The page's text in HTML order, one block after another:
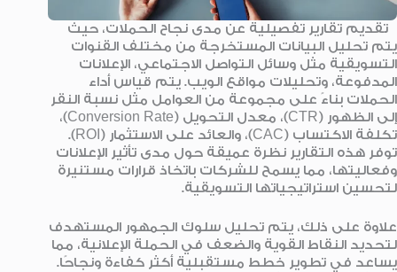
تقديم تقارير تفصيلية عن مدى نجاح الحملات، حيث
يتم تحليل البيانات المستخرجة من مختلف القنوات
التسويقية مثل وسائل التواصل الاجتماعي، الإعلانات
المدفوعة، وتحليلات مواقع الويب. يتم قياس أداء
الحملات بناءً على مجموعة من العوامل مثل نسبة النقر
إلى الظهور (CTR)، معدل التحويل (Conversion Rate)،
تكلفة الاكتساب (CAC)، والعائد على الاستثمار (ROI).
توفر هذه التقارير نظرة عميقة حول مدى تأثير الإعلانات
وفعاليتها، مما يسمح للشركات باتخاذ قرارات مستنيرة
لتحسين استراتيجياتها التسويقية.
علاوة على ذلك، يتم تحليل سلوك الجمهور المستهدف
لتحديد النقاط القوية والضعف في الحملة الإعلانية، مما
يساعد في تطوير خطط مستقبلية أكثر كفاءة ونجاحًا.